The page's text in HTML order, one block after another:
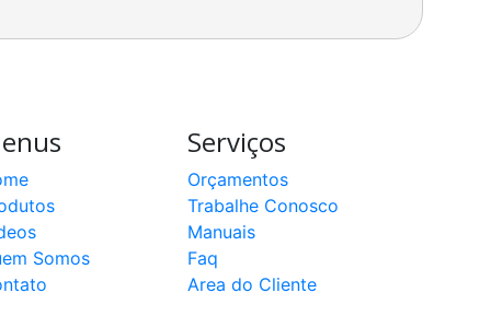
Somos
Serviços
Orçamentos
Trabalhe Conosco
Manuais
Faq
Area do Cliente